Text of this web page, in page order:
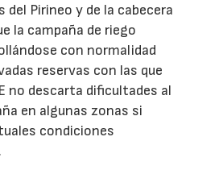
Pirineo y de la cabecera
la campaña de riego
con normalidad
reservas con las que
no descarta dificultades al
en algunas zonas si
condiciones